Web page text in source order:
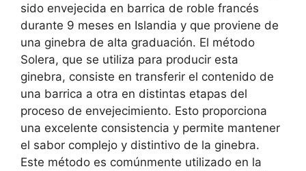
sido envejecida en barrica de roble francés
durante 9 meses en Islandia y que proviene de
una ginebra de alta graduación. El método
Solera, que se utiliza para producir esta
ginebra, consiste en transferir el contenido de
una barrica a otra en distintas etapas del
proceso de envejecimiento. Esto proporciona
una excelente consistencia y permite mantener
el sabor complejo y distintivo de la ginebra.
Este método es comúnmente utilizado en la